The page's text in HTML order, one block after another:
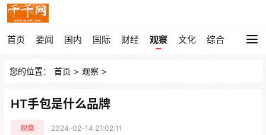
首页 要闻 国内 国际 财经 观察 文化 综合
您的位置： 首页 > 观察 >
HT手包是什么品牌
观察 2024-02-14 21:02:11